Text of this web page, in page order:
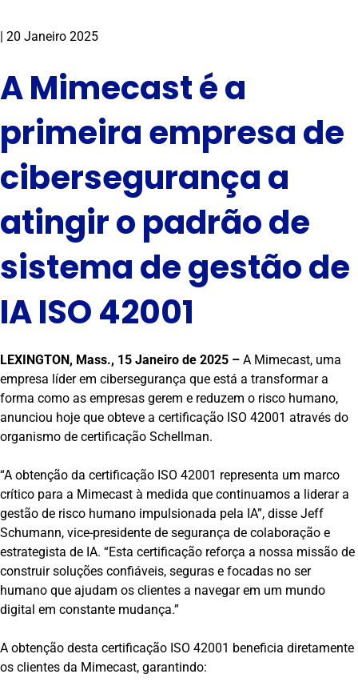
| 20 Janeiro 2025
A Mimecast é a
primeira empresa de
cibersegurança a
atingir o padrão de
sistema de gestão de
IA ISO 42001
LEXINGTON, Mass., 15 Janeiro de 2025 – A Mimecast, uma
empresa líder em cibersegurança que está a transformar a
forma como as empresas gerem e reduzem o risco humano,
anunciou hoje que obteve a certificação ISO 42001 através do
organismo de certificação Schellman.
“A obtenção da certificação ISO 42001 representa um marco
crítico para a Mimecast à medida que continuamos a liderar a
gestão de risco humano impulsionada pela IA”, disse Jeff
Schumann, vice-presidente de segurança de colaboração e
estrategista de IA. “Esta certificação reforça a nossa missão de
construir soluções confiáveis, seguras e focadas no ser
humano que ajudam os clientes a navegar em um mundo
digital em constante mudança.”
A obtenção desta certificação ISO 42001 beneficia diretamente
os clientes da Mimecast, garantindo: